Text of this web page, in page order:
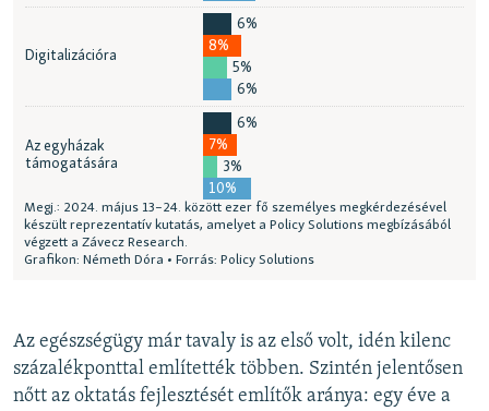
Az egészségügy már tavaly is az első volt, idén kilenc
százalékponttal említették többen. Szintén jelentősen
nőtt az oktatás fejlesztését említők aránya: egy éve a